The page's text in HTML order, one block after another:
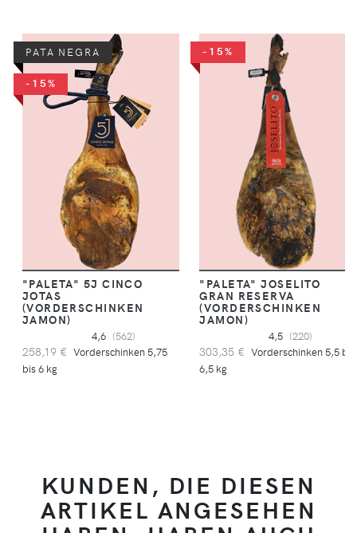
PATA NEGRA
-15%
"PALETA" 5J CINCO
JOTAS
(VORDERSCHINKEN
JAMON)
4,6 (562)
258,19 € Vorderschinken 5,75
bis 6 kg
-15%
"PALETA" JOSELITO
GRAN RESERVA
(VORDERSCHINKEN
JAMON)
4,5 (220)
303,35 € Vorderschinken 5,5 bis
6,5 kg
KUNDEN, DIE DIESEN
ARTIKEL ANGESEHEN